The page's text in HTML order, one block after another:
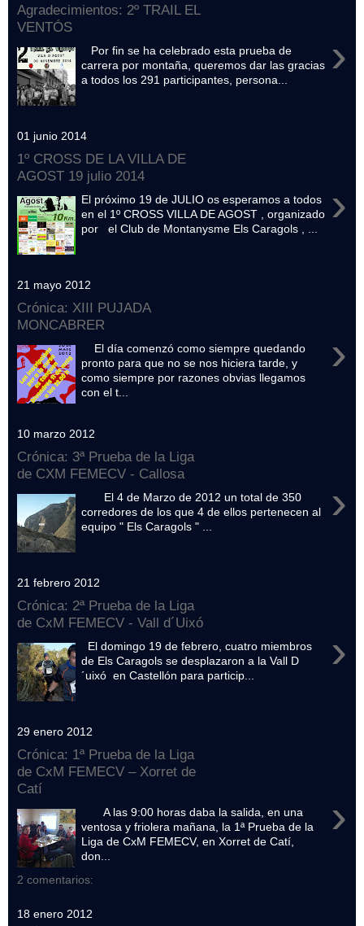
Agradecimientos: 2º TRAIL EL
VENTÓS
›
Por fin se ha celebrado esta prueba de
carrera por montaña, queremos dar las gracias
a todos los 291 participantes, persona...
01 junio 2014
1º CROSS DE LA VILLA DE
AGOST 19 julio 2014
›
El próximo 19 de JULIO os esperamos a todos
en el 1º CROSS VILLA DE AGOST , organizado
por el Club de Montanysme Els Caragols , ...
21 mayo 2012
Crónica: XIII PUJADA
MONCABRER
›
El día comenzó como siempre quedando
pronto para que no se nos hiciera tarde, y
como siempre por razones obvias llegamos
con el t...
10 marzo 2012
Crónica: 3ª Prueba de la Liga
de CXM FEMECV - Callosa
›
El 4 de Marzo de 2012 un total de 350
corredores de los que 4 de ellos pertenecen al
equipo " Els Caragols " ...
21 febrero 2012
Crónica: 2ª Prueba de la Liga
de CxM FEMECV - Vall d´Uixó
›
El domingo 19 de febrero, cuatro miembros
de Els Caragols se desplazaron a la Vall D
´uixó en Castellón para particip...
29 enero 2012
Crónica: 1ª Prueba de la Liga
de CxM FEMECV – Xorret de
Catí
›
A las 9:00 horas daba la salida, en una
ventosa y friolera mañana, la 1ª Prueba de la
Liga de CxM FEMECV, en Xorret de Catí,
don...
2 comentarios:
18 enero 2012